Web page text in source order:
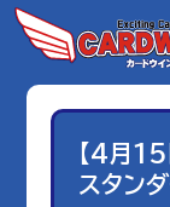
【4月15
スタンダ